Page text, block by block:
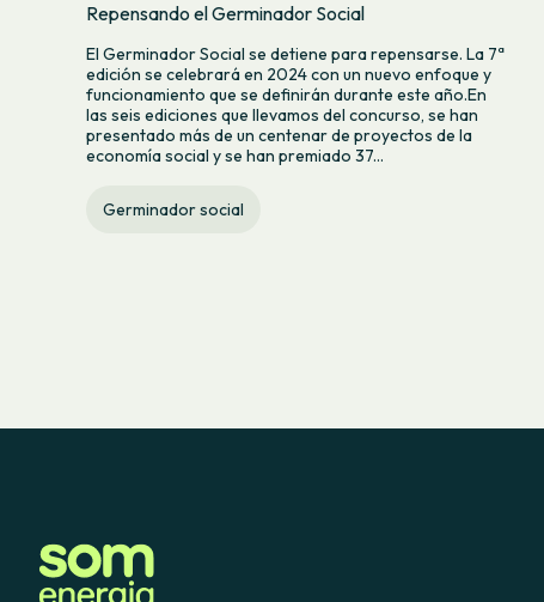
Repensando el Germinador Social
El Germinador Social se detiene para repensarse. La 7ª
edición se celebrará en 2024 con un nuevo enfoque y
funcionamiento que se definirán durante este año.En
las seis ediciones que llevamos del concurso, se han
presentado más de un centenar de proyectos de la
economía social y se han premiado 37...
Germinador social